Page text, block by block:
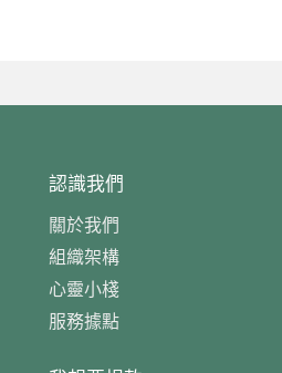
認識我們
關於我們
組織架構
心靈小棧
服務據點